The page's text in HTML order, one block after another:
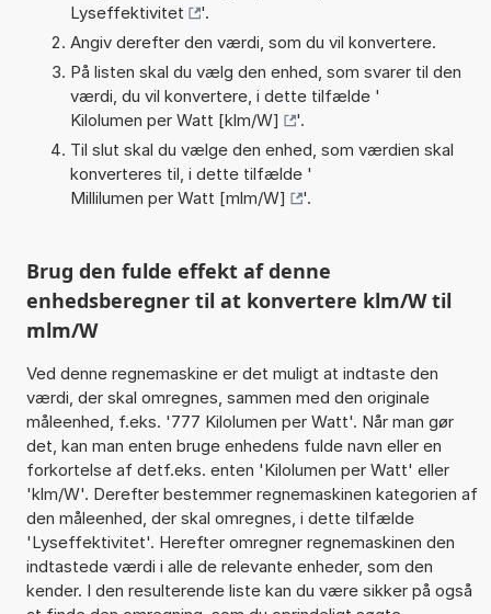
Lyseffektivitet
'.
Angiv derefter den værdi, som du vil konvertere.
På listen skal du vælg den enhed, som svarer til den
værdi, du vil konvertere, i dette tilfælde '
Kilolumen per Watt [klm/W]
'.
Til slut skal du vælge den enhed, som værdien skal
konverteres til, i dette tilfælde '
Millilumen per Watt [mlm/W]
'.
Brug den fulde effekt af denne
enhedsberegner til at konvertere klm/W til
mlm/W
Ved denne regnemaskine er det muligt at indtaste den
værdi, der skal omregnes, sammen med den originale
måleenhed, f.eks. '777 Kilolumen per Watt'. Når man gør
det, kan man enten bruge enhedens fulde navn eller en
forkortelse af detf.eks. enten 'Kilolumen per Watt' eller
'klm/W'. Derefter bestemmer regnemaskinen kategorien af
den måleenhed, der skal omregnes, i dette tilfælde
'Lyseffektivitet'. Herefter omregner regnemaskinen den
indtastede værdi i alle de relevante enheder, som den
kender. I den resulterende liste kan du være sikker på også